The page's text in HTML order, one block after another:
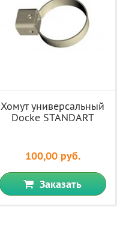
Хомут универсальный
Docke STANDART
100,00 руб.
Заказать